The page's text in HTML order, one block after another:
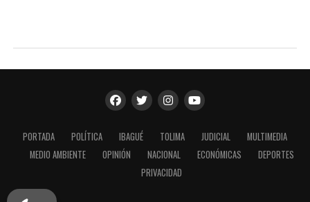
PORTADA POLÍTICA IBAGUÉ TOLIMA JUDICIAL
MULTIMEDIA
MEDIO AMBIENTE
OPINIÓN NACIONAL ECONÓMICAS
DEPORTES
PRIVACIDAD